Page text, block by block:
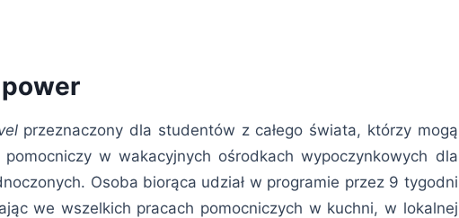
przeznaczony dla studentów z całego świata, którzy mogą
w wakacyjnych ośrodkach wypoczynkowych dla
Osoba biorąca udział w programie przez 9 tygodni
we wszelkich pracach pomocniczych w kuchni, w lokalnej